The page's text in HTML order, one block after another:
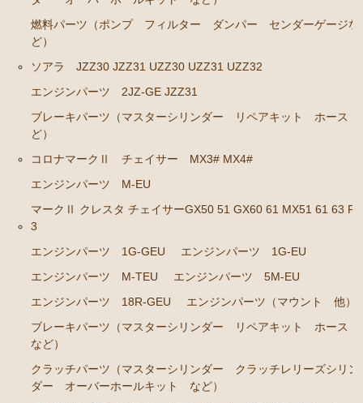
ブレーキパーツ（マスターシリンダー リペアキッ
ト ホース など）
クラッチパーツ（マスターシリンダー クラッチレリ
ーズシリンダー オーバーホールキット など）
ステアリングパーツ（ピットマンアーム アイドラー
アーム タイロッドエンド など）
足回りパーツ（アッパーマウント ベアリング ボー
ルジョイント ブッシュ類 など）
燃料パーツ（ポンプ フィルター ダンパー センダ
ーゲージなど）
駆動パーツ（センターサポートベアリング ドライブ
シャフトブーツ デフなど）
エアコン ヒーター関係
ラベル
エンジンパーツ 1G-GTEU
燃料パーツ（ポンプ フィルター ダンパー センダーゲージな
ど）
ソアラ JZZ30 JZZ31 UZZ30 UZZ31 UZZ32
エンジンパーツ 2JZ-GE JZZ31
ブレーキパーツ（マスターシリンダー リペアキット ホース
ど）
コロナマークⅡ チェイサー MX3# MX4#
エンジンパーツ M-EU
マークⅡ クレスタ チェイサーGX50 51 GX60 61 MX51 61 63
3
エンジンパーツ 1G-GEU
エンジンパーツ 1G-EU
エンジンパーツ M-TEU
エンジンパーツ 5M-EU
エンジンパーツ 18R-GEU
エンジンパーツ（マウント 他）
ブレーキパーツ（マスターシリンダー リペアキット ホース
など）
クラッチパーツ（マスターシリンダー クラッチレリーズシリン
ダー オーバーホールキット など）